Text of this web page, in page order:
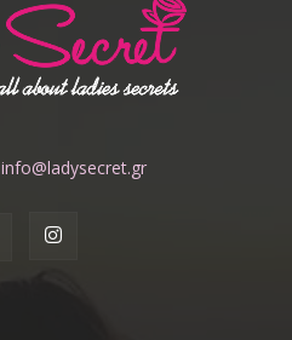
info@ladysecret.gr